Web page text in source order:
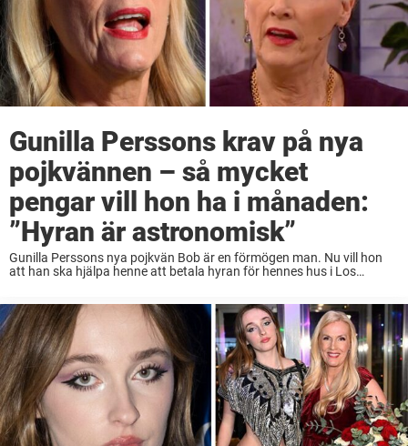
Gunilla Perssons krav på nya
pojkvännen – så mycket
pengar vill hon ha i månaden:
”Hyran är astronomisk”
Gunilla Perssons nya pojkvän Bob är en förmögen man. Nu vill hon
att han ska hjälpa henne att betala hyran för hennes hus i Los